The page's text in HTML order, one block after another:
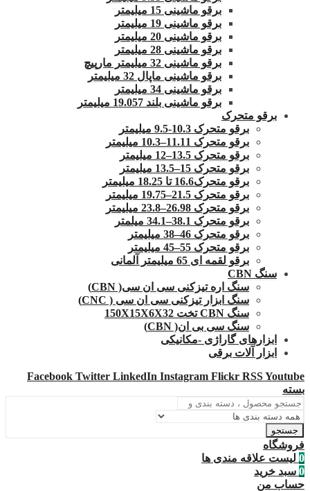
برقو ماشینی 15 میلیمتر
برقو ماشینی 19 میلیمتر
برقو ماشینی 20 میلیمتر
برقو ماشینی 28 میلیمتر
برقو ماشینی 32 میلیمتر مارپیچ
برقو ماشینی ماپال 32 میلیمتر
برقو ماشینی 34 میلیمتر
برقو ماشینی بلند 19.057 میلیمتر
برقو متحرک
برقو متحرک 10.3-9.5 میلیمتر
برقو متحرک 11.11–10.3 میلیمتر
برقو متحرک 13.5–12 میلیمتر
برقو متحرک 15–13.5 میلیمتر
برقو متحرک16.6 تا 18.25 میلیمتر
برقو متحرک 21.5–19.75 میلیمتر
برقو متحرک 26.98–23.8 میلیمتر
برقو متحرک 38.1–34.1 میلمتر
برقو متحرک 46–38 میلیمتر
برقو متحرک 55–45 میلیمتر
برقو لقمه ای 65 میلیمتر آلمانی
سنگ CBN
سنگ اره تیزکنی سی ان سی( CBN)
سنگ ابزار تیزکنی سی ان سی ( CNC)
سنگ CBN تخت 150X15X6X32
سنگ سی بی ان( CBN)
ابزارهای گاراژی -مکانیکی
ابزار آلات برقی
Facebook Twitter LinkedIn Instagram Flickr RSSYoutube
بسته
جستجو
فروشگاه
0 لیست علاقه مندی ها
0 سبد خرید
حساب من